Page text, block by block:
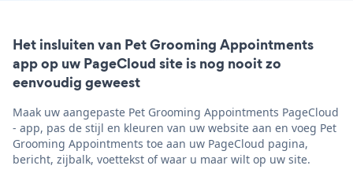
Het insluiten van Pet Grooming Appointments
app op uw PageCloud site is nog nooit zo
eenvoudig geweest
Maak uw aangepaste Pet Grooming Appointments PageCloud
- app, pas de stijl en kleuren van uw website aan en voeg Pet
Grooming Appointments toe aan uw PageCloud pagina,
bericht, zijbalk, voettekst of waar u maar wilt op uw site.